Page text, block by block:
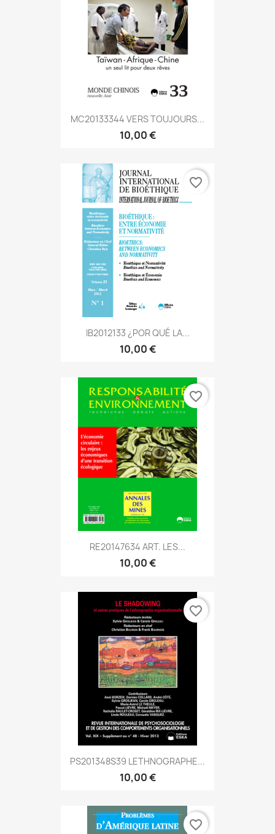
MC20133344 VERS TOUJOURS...
10,00 €
IB2012133 ¿POR QUÉ LA...
10,00 €
favorite_border
RE20147634 ART. LES...
10,00 €
favorite_border
PS201348S39 LETHNOGRAPHE...
10,00 €
favorite_border
favorite_border